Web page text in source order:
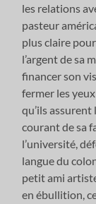
les relations
pasteur
plus claire
l’argent de sa
financer son
fermer les
qu’ils
courant de sa
l’université,
langue du
petit ami
en ébullition,